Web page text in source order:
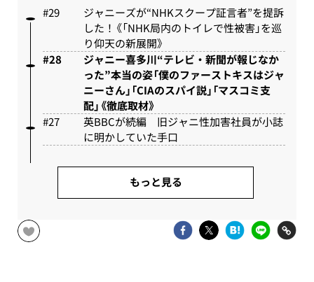
ジャニーズが“NHKスクープ証言者”を提訴
した！《「NHK局内のトイレで性被害」を巡
り仰天の新展開》
ジャニー喜多川“テレビ・新聞が報じなか
った”本当の姿「僕のファーストキスはジャ
ニーさん」「CIAのスパイ説」「マスコミ支
配」《徹底取材》
英BBCが続編 旧ジャニ性加害社員が小誌
に明かしていた手口
もっと見る